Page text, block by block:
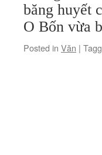
băng huyết
O Bốn vừa
Posted in Văn |